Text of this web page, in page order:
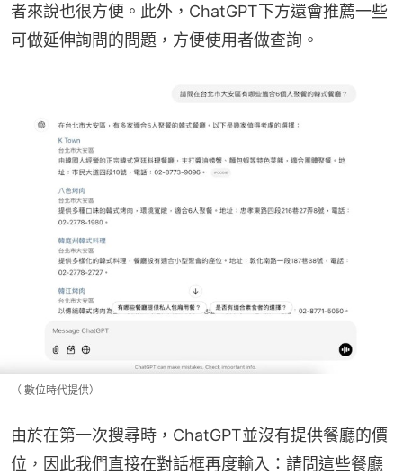
者來說也很方便。此外，ChatGPT下方還會推薦一些
可做延伸詢問的問題，方便使用者做查詢。
（ 數位時代提供）
由於在第一次搜尋時，ChatGPT並沒有提供餐廳的價
位，因此我們直接在對話框再度輸入：請問這些餐廳